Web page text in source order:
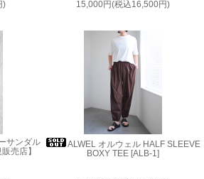
) 15,000円(税込16,500円)
サンダル
売店】
ALWEL オルウェル HALF SLEEVE
BOXY TEE [ALB-1]